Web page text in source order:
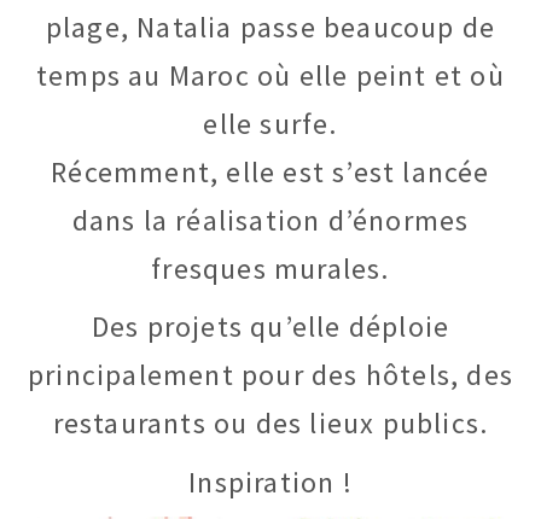
plage, Natalia passe beaucoup de
temps au Maroc où elle peint et où
elle surfe.
Récemment, elle est s’est lancée
dans la réalisation d’énormes
fresques murales.
Des projets qu’elle déploie
principalement pour des hôtels, des
restaurants ou des lieux publics.
Inspiration !